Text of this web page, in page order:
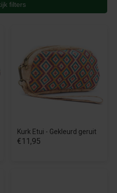
filters
Kurk Etui - Gekleurd geruit
€11,95